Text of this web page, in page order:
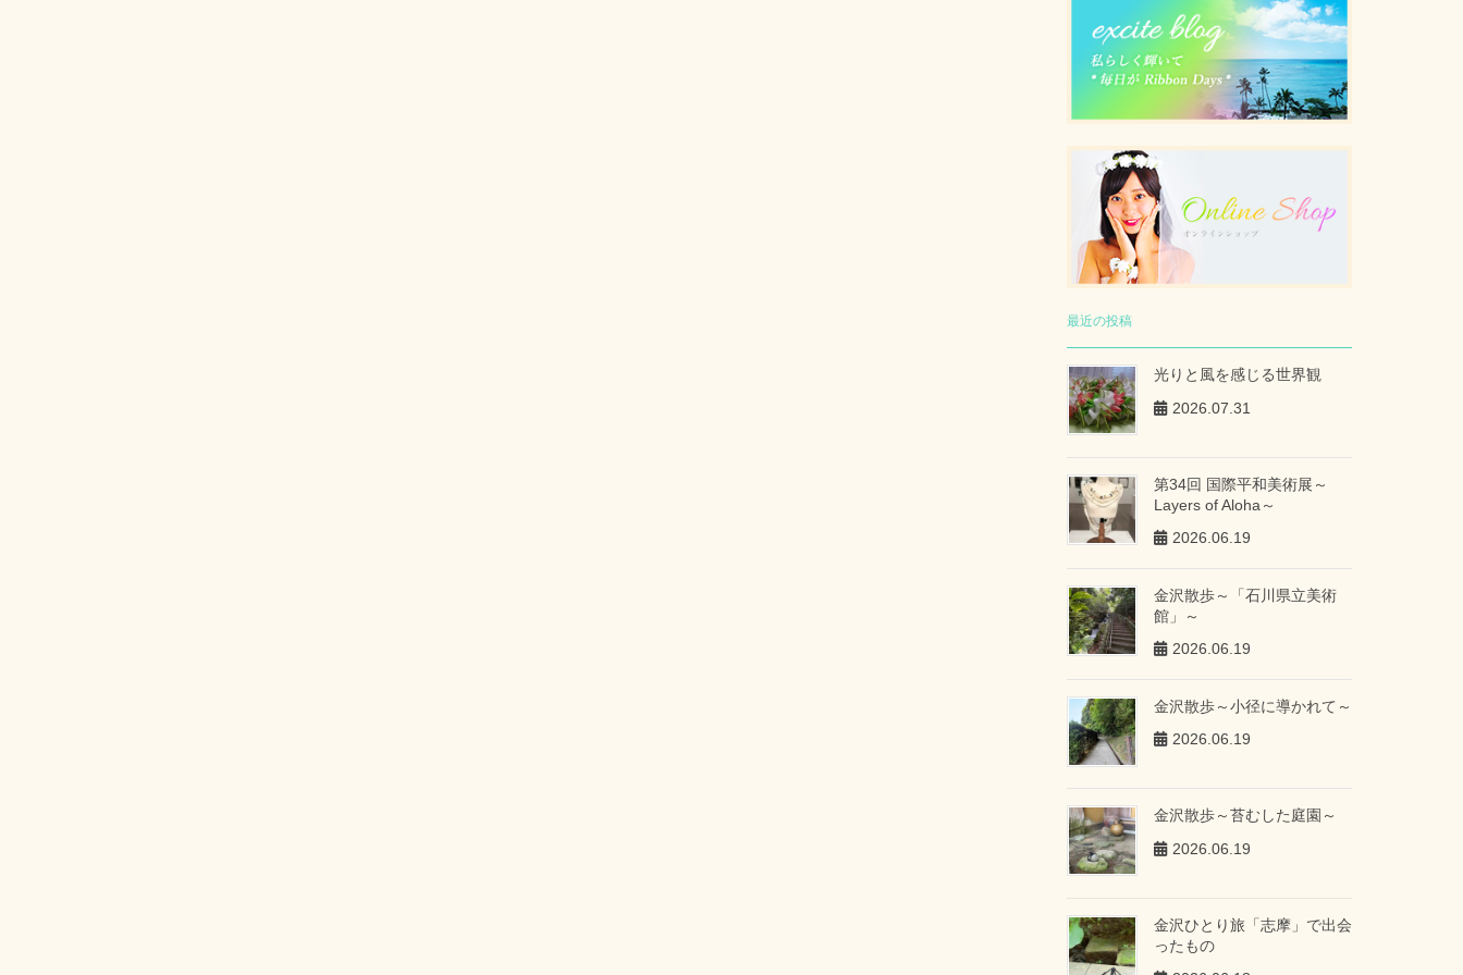
最近の投稿
光りと風を感じる世界観
2026.07.31
第34回 国際平和美術展～
Layers of Aloha～
2026.06.19
金沢散歩～「石川県立美術
館」～
2026.06.19
金沢散歩～小径に導かれて～
2026.06.19
金沢散歩～苔むした庭園～
2026.06.19
金沢ひとり旅「志摩」で出会
ったもの